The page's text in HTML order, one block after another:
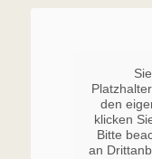
den
klicken
Bitte
an